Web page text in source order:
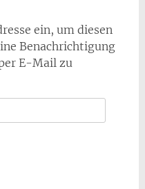
ein, um diesen
Benachrichtigung
E-Mail zu